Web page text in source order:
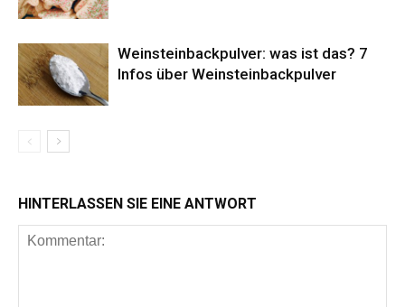
Weinsteinbackpulver: was ist das? 7
Infos über Weinsteinbackpulver
HINTERLASSEN SIE EINE ANTWORT